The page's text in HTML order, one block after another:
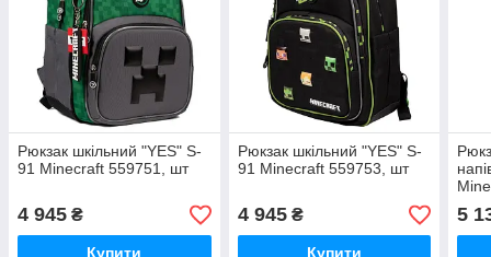
Рюкзак шкільний "YES" S-
91 Minecraft 559751, шт
4 945 ₴
Купити
Рюкзак шкільний "YES" S-
91 Minecraft 559753, шт
4 945₴
Купити
5